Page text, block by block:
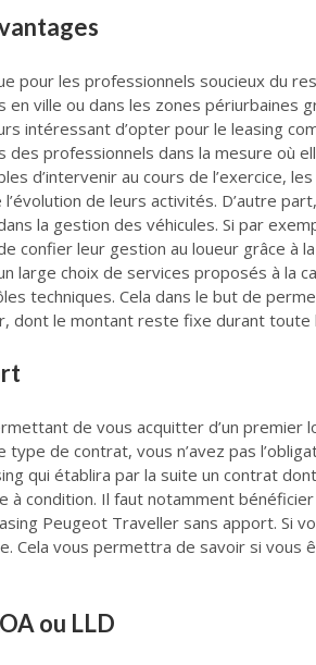
les professionnels soucieux du
ville ou dans les zones périurbaines
intéressant d’opter pour le leasing
des professionnels dans la mesure où
d’intervenir au cours de l’exercice,
de leurs activités. D’autre
la gestion des véhicules. Si par
leur gestion au loueur grâce à
large choix de services proposés à la
techniques. Cela dans le but de
dont le montant reste fixe durant
de vous acquitter d’un premier
de contrat, vous n’avez pas
qui établira par la suite un contrat
condition. Il faut notamment
Peugeot Traveller sans apport. Si
Cela vous permettra de savoir si
ou LLD